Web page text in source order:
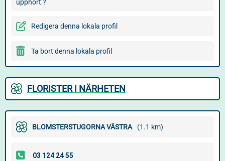
upphört ?
Redigera denna lokala profil
Ta bort denna lokala profil
FLORISTER I NÄRHETEN
BLOMSTERSTUGORNA VÄSTRA (1.1 km)